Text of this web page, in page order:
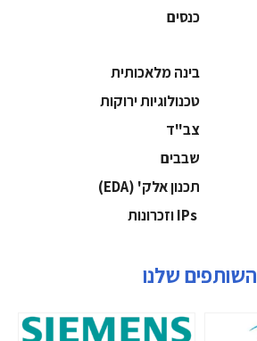
כנסים
בינה מלאכותית
‫טכנולוגיות ירוקות‬
‫צב"ד‬
‫שבבים‬
‫תכנון אלק' (‪(EDA‬‬
השותפים שלנו